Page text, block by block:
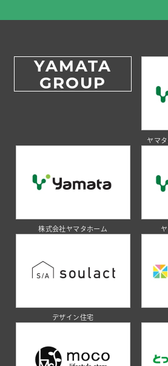
YAMATA
GROUP
ヤマ
株式会社ヤマタホーム
デザイン住宅